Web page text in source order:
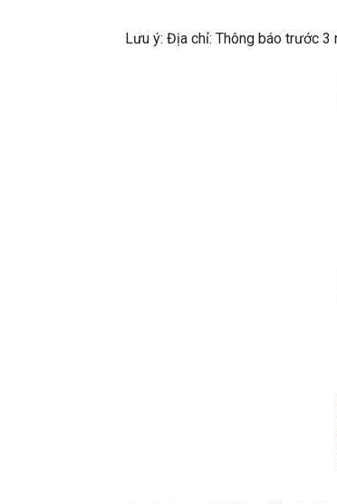
Lưu ý: Địa chỉ: Thông báo trước 3